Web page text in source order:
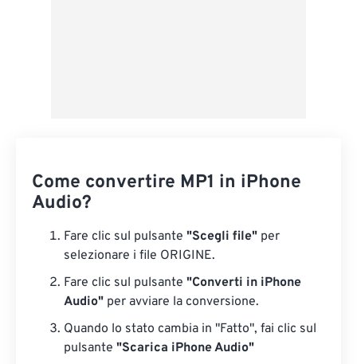
Come convertire MP1 in iPhone
Audio?
Fare clic sul pulsante "Scegli file" per
selezionare i file ORIGINE.
Fare clic sul pulsante "Converti in iPhone
Audio" per avviare la conversione.
Quando lo stato cambia in "Fatto", fai clic sul
pulsante "Scarica iPhone Audio"